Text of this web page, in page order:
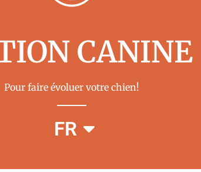
CANINE
Pour faire évoluer votre chien!
FR
EN